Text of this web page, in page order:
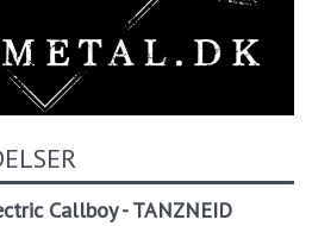
Callboy - TANZNEID